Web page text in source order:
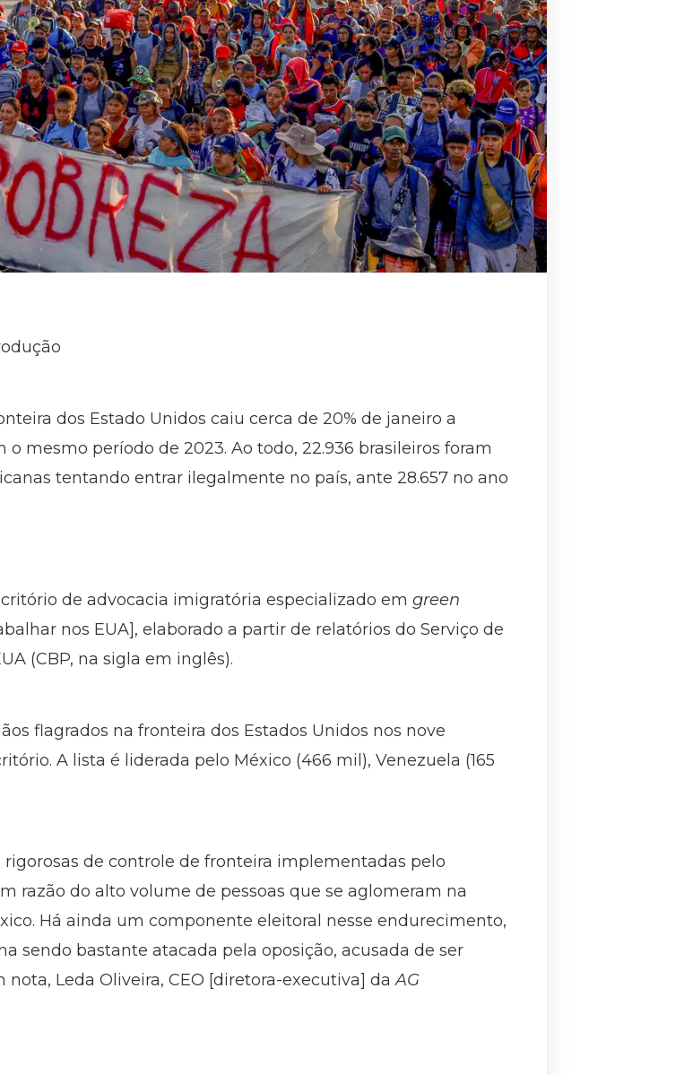
dos Estado Unidos caiu cerca de 20% de janeiro a
mesmo período de 2023. Ao todo, 22.936 brasileiros foram
tentando entrar ilegalmente no país, ante 28.657 no ano
de advocacia imigratória especializado em green
nos EUA], elaborado a partir de relatórios do Serviço de
(CBP, na sigla em inglês).
flagrados na fronteira dos Estados Unidos nos nove
A lista é liderada pelo México (466 mil), Venezuela (165
de controle de fronteira implementadas pelo
razão do alto volume de pessoas que se aglomeram na
Há ainda um componente eleitoral nesse endurecimento,
sendo bastante atacada pela oposição, acusada de ser
nota, Leda Oliveira, CEO [diretora-executiva] daAG